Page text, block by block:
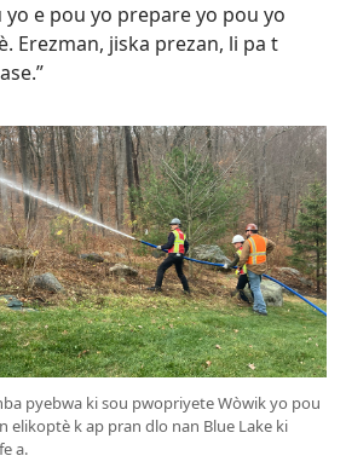
e pou yo prepare yo pou yo
Erezman, jiska prezan, li pa t
pyebwa ki sou pwopriyete Wòwik yo pou
elikoptè k ap pran dlo nan Blue Lake ki
a.